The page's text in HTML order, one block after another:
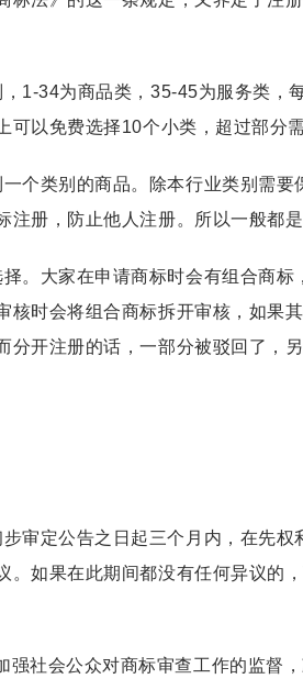
1-34为商品类，35-45为服务类，
可以免费选择10个小类，超过部分
个类别的商品。除本行业类别需
注册，防止他人注册。所以一般都
。大家在申请商标时会有组合商标
核时会将组合商标拆开审核，如果
分开注册的话，一部分被驳回了，
审定公告之日起三个月内，在先权
。如果在此期间都没有任何异议的
强社会公众对商标审查工作的监督